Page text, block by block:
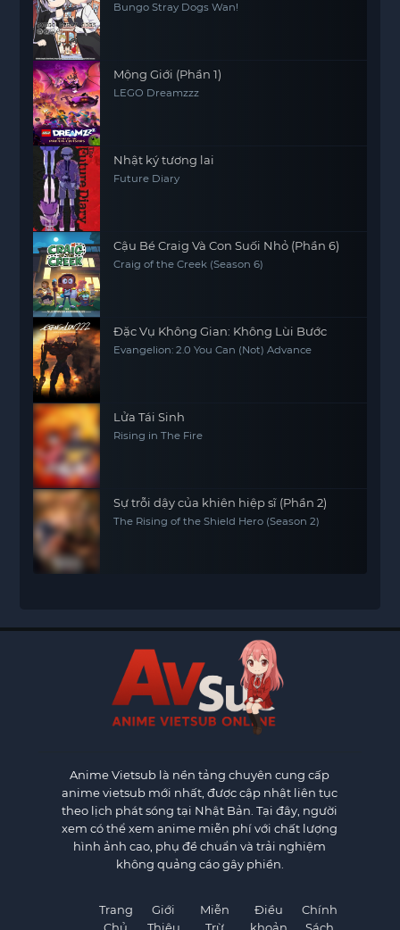
Bungo Stray Dogs Wan!
Mộng Giới (Phần 1)
LEGO Dreamzzz
Nhật ký tương lai
Future Diary
Cậu Bé Craig Và Con Suối Nhỏ (Phần 6)
Craig of the Creek (Season 6)
Đặc Vụ Không Gian: Không Lùi Bước
Evangelion: 2.0 You Can (Not) Advance
Lửa Tái Sinh
Rising in The Fire
Sự trỗi dậy của khiên hiệp sĩ (Phần 2)
The Rising of the Shield Hero (Season 2)
Anime Vietsub là nền tảng chuyên cung cấp
anime vietsub mới nhất, được cập nhật liên tục
theo lịch phát sóng tại Nhật Bản. Tại đây, người
xem có thể xem anime miễn phí với chất lượng
hình ảnh cao, phụ đề chuẩn và trải nghiệm
không quảng cáo gây phiền.
Trang
Giới
Miễn
Điều
Chính